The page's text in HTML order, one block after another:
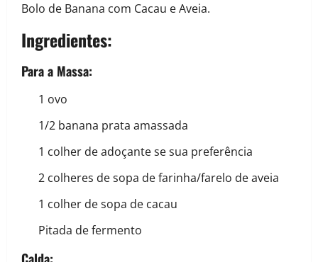
Bolo de Banana com Cacau e Aveia.
Ingredientes:
Para a Massa:
1 ovo
1/2 banana prata amassada
1 colher de adoçante se sua preferência
2 colheres de sopa de farinha/farelo de aveia
1 colher de sopa de cacau
Pitada de fermento